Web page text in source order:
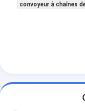
convoyeur à chaînes